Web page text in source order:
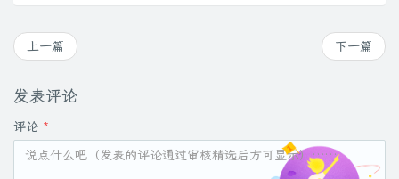
下一篇
上一篇
发表评论
评论 *